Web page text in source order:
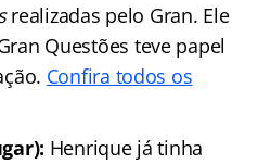
realizadas pelo Gran. Ele
Questões teve papel
Confira todos os
Henrique já tinha